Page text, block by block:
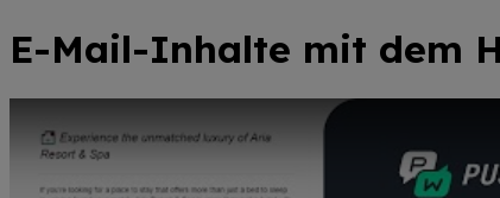
E-Mail-Inhalte mit dem
Youtube-Video: Erstellen Sie Ihre E-Mail-Inhalte von Grund auf